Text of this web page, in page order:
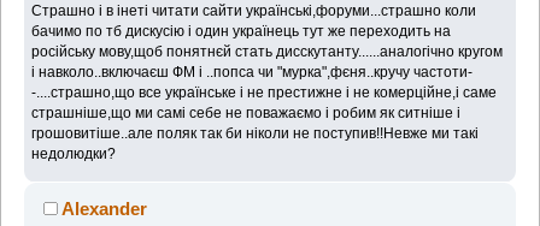
Страшно і в інеті читати сайти українські,форуми...страшно коли
бачимо по тб дискусію і один українець тут же переходить на
російську мову,щоб понятнєй стать дисскутанту......аналогічно кругом
і навколо..включаєш ФМ і ..попса чи "мурка",фєня..кручу частоти-
-....страшно,що все українське і не престижне і не комерційне,і саме
страшніше,що ми самі себе не поважаємо і робим як ситніше і
грошовитіше..але поляк так би ніколи не поступив!!Невже ми такі
недолюдки?
Alexander